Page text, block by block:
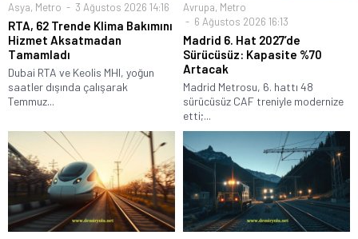
Asya, Metro 3 Ağustos 2026 14:16
RTA, 62 Trende Klima Bakımını
Hizmet Aksatmadan
Tamamladı
Dubai RTA ve Keolis MHI, yoğun
saatler dışında çalışarak
Temmuz...
Avrupa, Metro
6 Ağustos 2026 16:13
Madrid 6. Hat 2027’de
Sürücüsüz: Kapasite %70
Artacak
Madrid Metrosu, 6. hattı 48
sürücüsüz CAF treniyle modernize
etti;...